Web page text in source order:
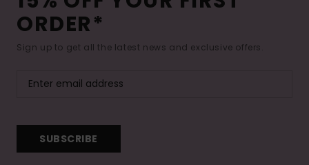
ORDER*
Sign up to get all the latest news and exclusive offers.
SUBSCRIBE